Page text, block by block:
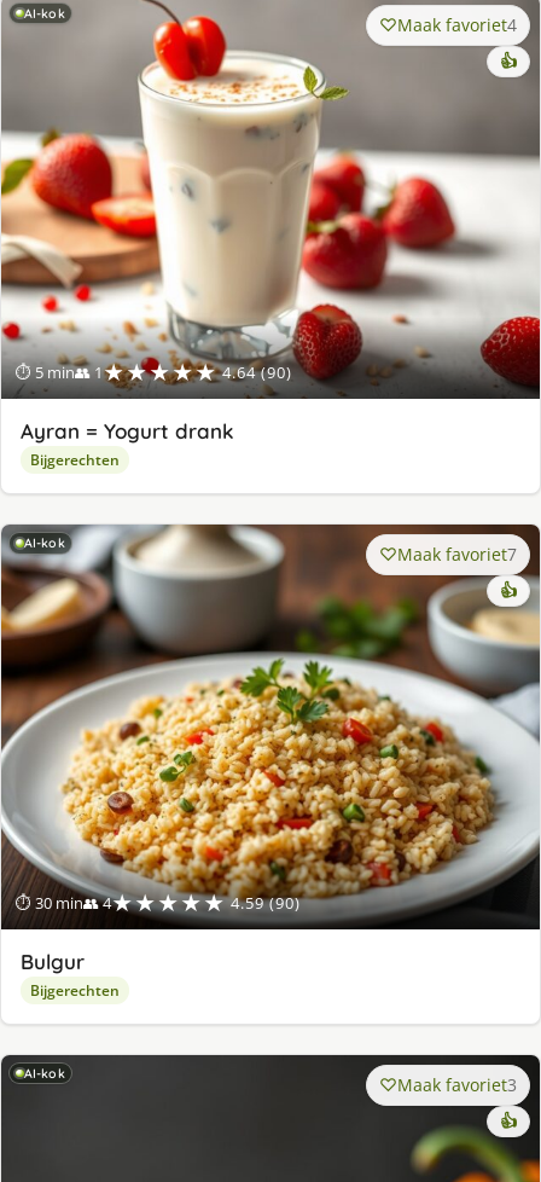
AI-kok
⏱ 5 min👥 1★★★★★ 4.64 (90)
Maak favoriet4
👍
Ayran = Yogurt drank
Bijgerechten
AI-kok
⏱ 30 min👥 4★★★★★ 4.59 (90)
Maak favoriet7
👍
Bulgur
Bijgerechten
AI-kok Maak favoriet3
👍